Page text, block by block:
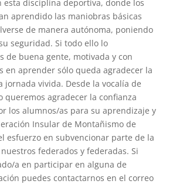
esta disciplina deportiva, donde los
aprendido las maniobras básicas
de manera autónoma, poniendo
seguridad. Si todo ello lo
de buena gente, motivada y con
en aprender sólo queda agradecer la
jornada vivida. Desde la vocalía de
queremos agradecer la confianza
los alumnos/as para su aprendizaje y
Insular de Montañismo de
esfuerzo en subvencionar parte de la
federados y federadas. Si
a en participar en alguna de
puedes contactarnos en el correo